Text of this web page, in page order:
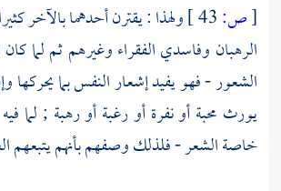
[ص:
ولهذا : يقترن أحدهما بالآخر
الرهبان وفاسدي الفقراء وغيرهم ثم لما
الشعور - فهو يفيد إشعار النفس بما يحركها
يورث محبة أو نفرة أو رغبة أو رهبة ; لما
خاصة الشعر - فلذلك وصفهم بأنهم يتبعهم